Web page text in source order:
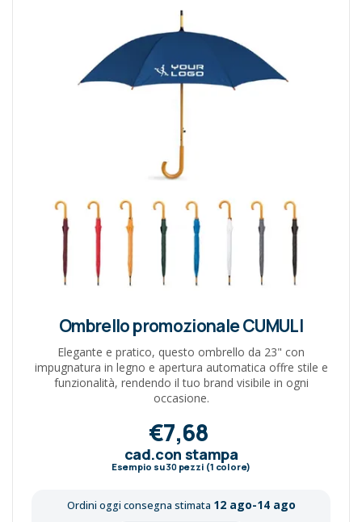
Ombrello promozionale CUMULI
Elegante e pratico, questo ombrello da 23" con
impugnatura in legno e apertura automatica offre stile e
funzionalità, rendendo il tuo brand visibile in ogni
occasione.
€7,68
cad.con stampa
Esempio su30pezzi (1 colore)
Ordini oggi consegna stimata 12 ago-14 ago